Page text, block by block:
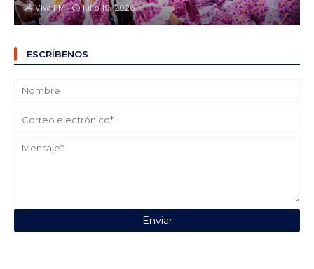
Viva FM julio 19, 2026
ESCRÍBENOS